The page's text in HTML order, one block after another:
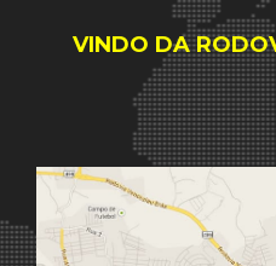
VINDO DA